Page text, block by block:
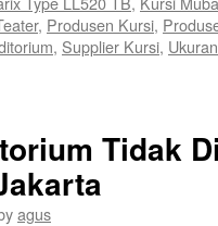
, Produsen Kursi,
, Supplier Kursi,
Tidak
agus